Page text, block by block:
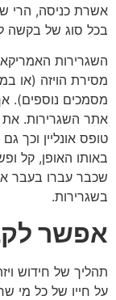
אשרת כניסה, הרי
בכל סוג של בקשה
השגרירות
מסירת הויזה (או
מסמכים נוספים).
אתר השגרירות. את
טופס אונליין וכך
באותו האופן, קל
שכבר עברו בעבר
בשגרירות.
אפשר
תהליך של חידוש
על חייו של כל מי